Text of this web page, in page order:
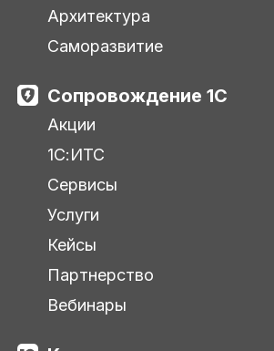
Архитектура
Саморазвитие
Сопровождение 1С
Акции
1С:ИТС
Сервисы
Услуги
Кейсы
Партнерство
Вебинары